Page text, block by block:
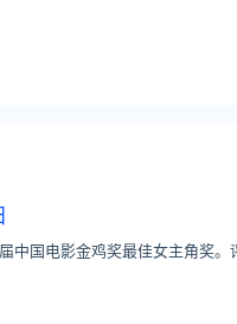
中国电影金鸡奖最佳女主角奖。